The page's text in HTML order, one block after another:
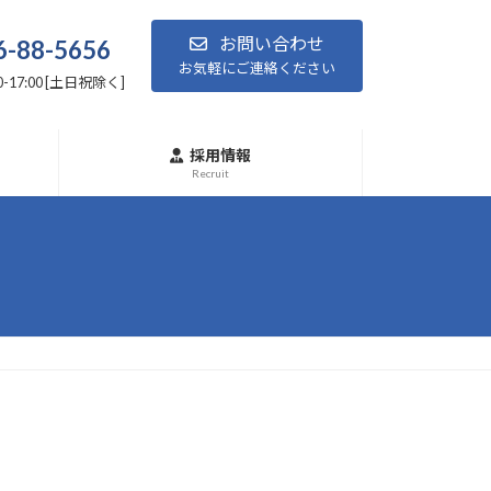
88-5656
17:00 [土日祝除く]
お問い合わせ
お気軽にご連絡ください
採用情報
Recruit